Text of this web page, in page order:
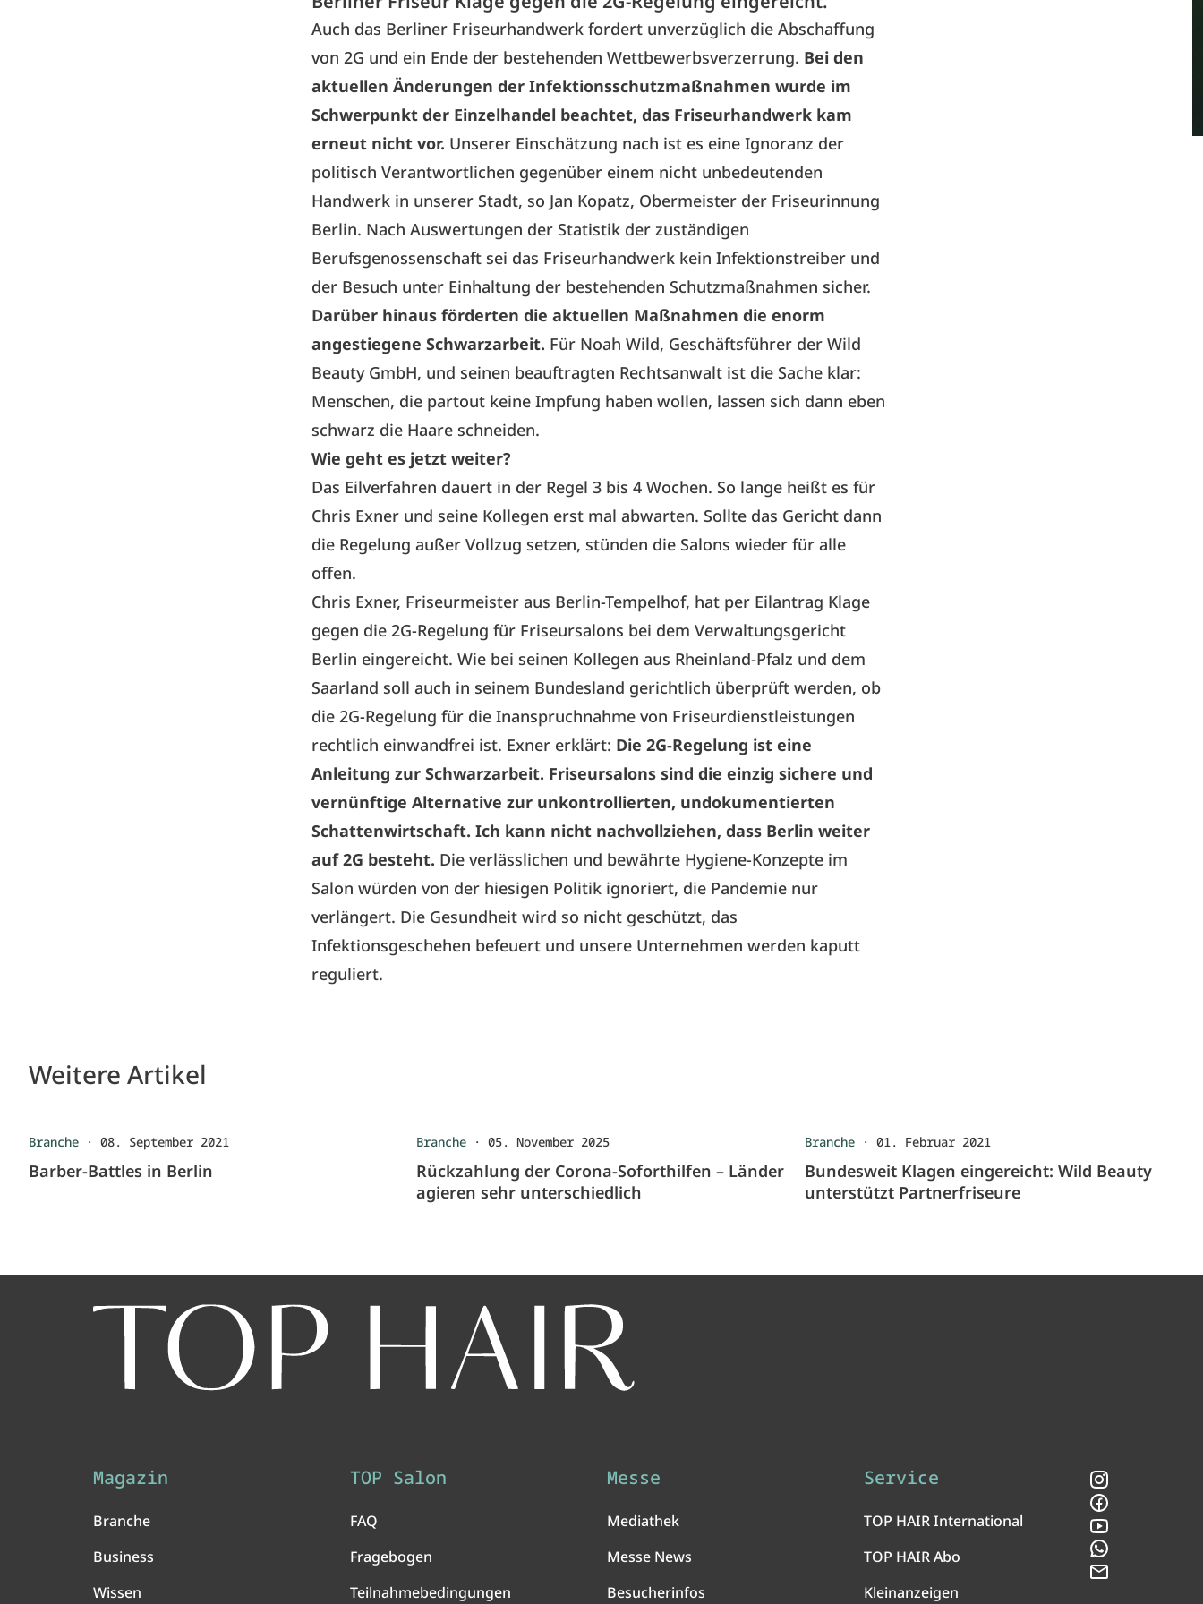
Auch das Berliner Friseurhandwerk fordert unverzüglich die Abschaffung
von 2G und ein Ende der bestehenden Wettbewerbsverzerrung. Bei den
aktuellen Änderungen der Infektionsschutzmaßnahmen wurde im
Schwerpunkt der Einzelhandel beachtet, das Friseurhandwerk kam
erneut nicht vor. Unserer Einschätzung nach ist es eine Ignoranz der
politisch Verantwortlichen gegenüber einem nicht unbedeutenden
Handwerk in unserer Stadt, so Jan Kopatz, Obermeister der Friseurinnung
Berlin. Nach Auswertungen der Statistik der zuständigen
Berufsgenossenschaft sei das Friseurhandwerk kein Infektionstreiber und
der Besuch unter Einhaltung der bestehenden Schutzmaßnahmen sicher.
Darüber hinaus förderten die aktuellen Maßnahmen die enorm
angestiegene Schwarzarbeit. Für Noah Wild, Geschäftsführer der Wild
Beauty GmbH, und seinen beauftragten Rechtsanwalt ist die Sache klar:
Menschen, die partout keine Impfung haben wollen, lassen sich dann eben
schwarz die Haare schneiden.
Wie geht es jetzt weiter?
Das Eilverfahren dauert in der Regel 3 bis 4 Wochen. So lange heißt es für
Chris Exner und seine Kollegen erst mal abwarten. Sollte das Gericht dann
die Regelung außer Vollzug setzen, stünden die Salons wieder für alle
offen.
Chris Exner, Friseurmeister aus Berlin-Tempelhof, hat per Eilantrag Klage
gegen die 2G-Regelung für Friseursalons bei dem Verwaltungsgericht
Berlin eingereicht. Wie bei seinen Kollegen aus Rheinland-Pfalz und dem
Saarland soll auch in seinem Bundesland gerichtlich überprüft werden, ob
die 2G-Regelung für die Inanspruchnahme von Friseurdienstleistungen
rechtlich einwandfrei ist. Exner erklärt: Die 2G-Regelung ist eine
Anleitung zur Schwarzarbeit. Friseursalons sind die einzig sichere und
vernünftige Alternative zur unkontrollierten, undokumentierten
Schattenwirtschaft. Ich kann nicht nachvollziehen, dass Berlin weiter
auf 2G besteht. Die verlässlichen und bewährte Hygiene-Konzepte im
Salon würden von der hiesigen Politik ignoriert, die Pandemie nur
verlängert. Die Gesundheit wird so nicht geschützt, das
Infektionsgeschehen befeuert und unsere Unternehmen werden kaputt
reguliert.
Weitere Artikel
Branche · 08. September 2021
Barber-Battles in Berlin
Branche ·05. November 2025
Rückzahlung der Corona-Soforthilfen – Länder
agieren sehr unterschiedlich
Branche· 01. Februar 2021
Bundesweit Klagen eingereicht: Wild Beauty
unterstützt Partnerfriseure
Magazin
Branche
Business
Wissen
TOP Salon
FAQ
Fragebogen
Teilnahmebedingungen
Messe
Mediathek
Messe News
Besucherinfos
Service
TOP HAIR International
TOP HAIR Abo
Kleinanzeigen